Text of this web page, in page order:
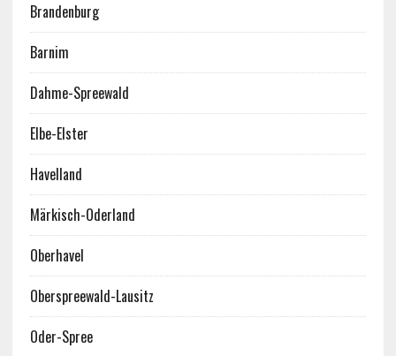
Brandenburg
Barnim
Dahme-Spreewald
Elbe-Elster
Havelland
Märkisch-Oderland
Oberhavel
Oberspreewald-Lausitz
Oder-Spree